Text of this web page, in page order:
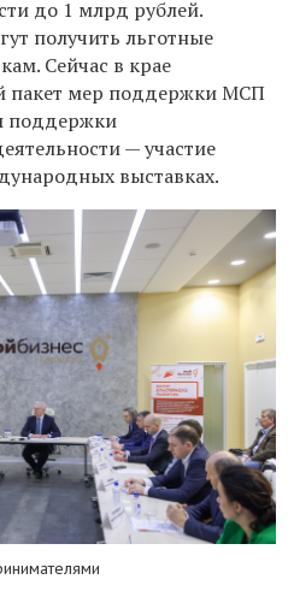
до 1 млрд рублей.
получить льготные
Сейчас в крае
пакет мер поддержки МСП
поддержки
— участие
выставках.